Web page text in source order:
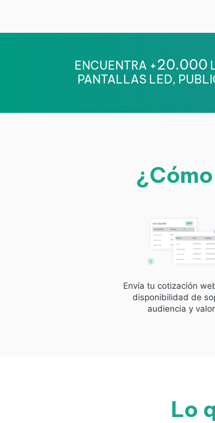
ENCUENTRA +20.000
PANTALLAS LED,
Envía tu cotización
disponibilidad de
audiencia y
Lo